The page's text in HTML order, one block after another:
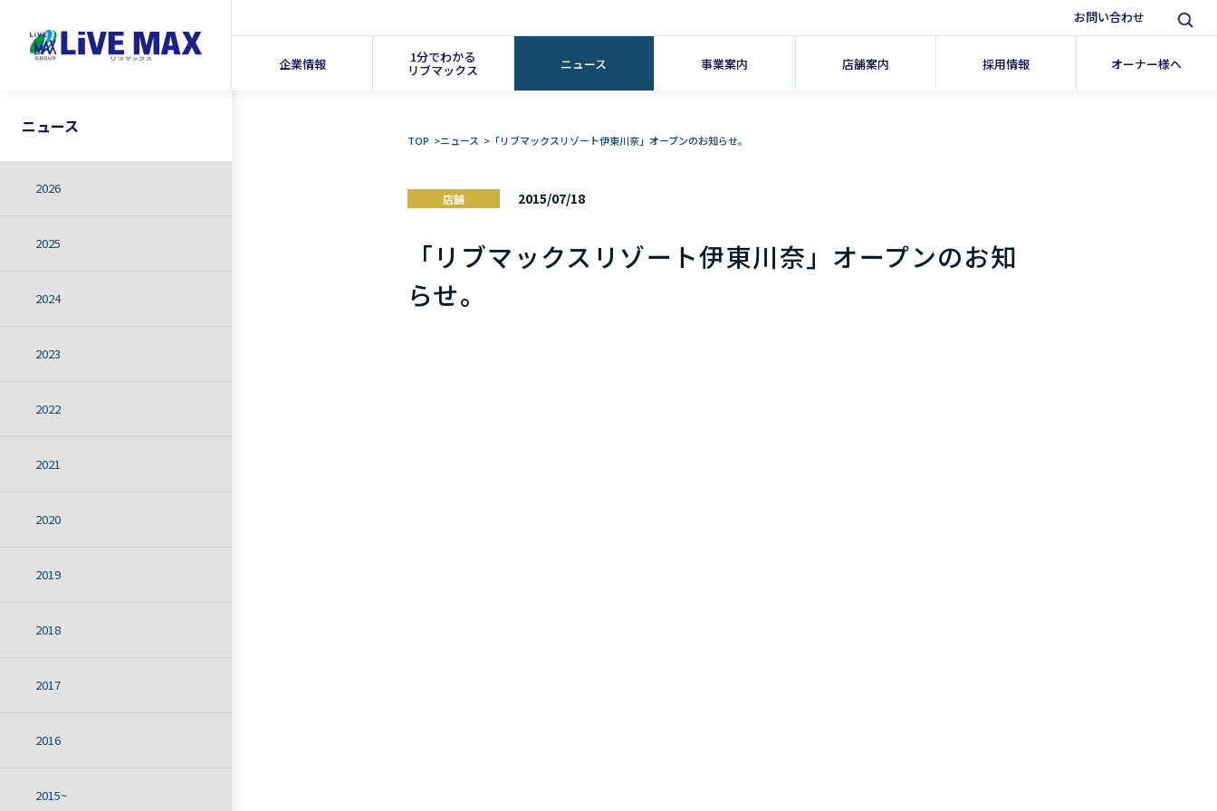
企業情報 1分でわかる
リブマックス ニュース 事業案内 店舗案内 採用情報 オーナー様へ
お問い合わせ
ニュース
2026
2025
2024
2023
2022
2021
2020
2019
2018
2017
2016
2015~
TOP >ニュース > 「リブマックスリゾート伊東川奈」オープンのお知らせ。
店舗 2015/07/18
「リブマックスリゾート伊東川奈」オープンのお知
らせ。